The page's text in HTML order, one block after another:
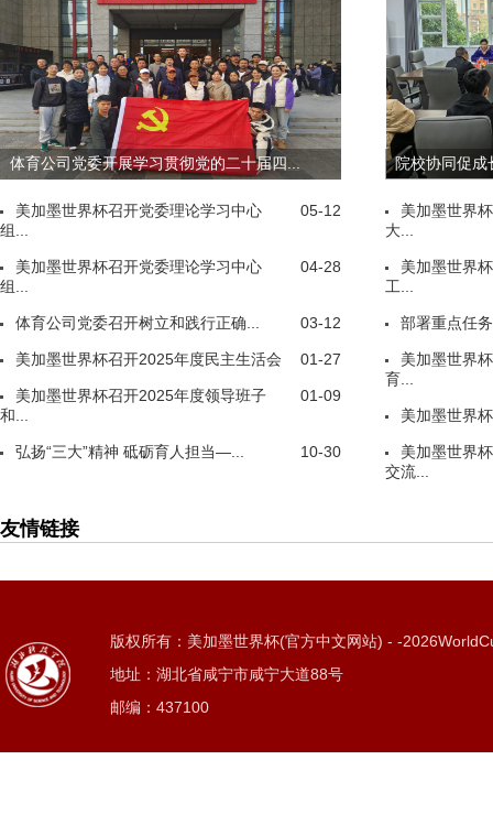
体育公司党委开展学习贯彻党的二十届四...
05-12
美加墨世界杯召开党委理论学习中心
组...
04-28
美加墨世界杯召开党委理论学习中心
组...
03-12
体育公司党委召开树立和践行正确...
01-27
美加墨世界杯召开2025年度民主生活会
01-09
美加墨世界杯召开2025年度领导班子
和...
10-30
弘扬“三大”精神 砥砺育人担当—...
院校协同促
美加墨世界
大...
美加墨世界
工...
部署重点任
美加墨世界
育...
美加墨世界
美加墨世界
交流...
友情链接
版权所有：美加墨世界杯(官方中文网站) - -
地址：湖北省咸宁市咸宁大道88号
邮编：437100